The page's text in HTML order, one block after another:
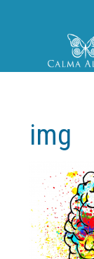
img